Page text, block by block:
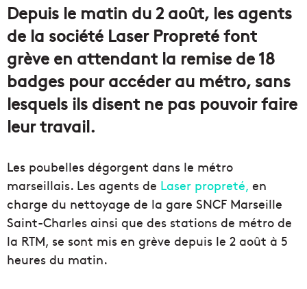
Depuis le matin du 2 août, les agents
de la société Laser Propreté font
grève en attendant la remise de 18
badges pour accéder au métro, sans
lesquels ils disent ne pas pouvoir faire
leur travail.
Les poubelles dégorgent dans le métro
marseillais. Les agents de Laser propreté, en
charge du nettoyage de la gare SNCF Marseille
Saint-Charles ainsi que des stations de métro de
la RTM, se sont mis en grève depuis le 2 août à 5
heures du matin.